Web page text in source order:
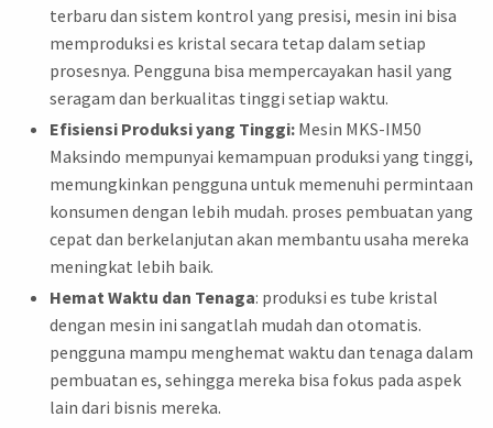
terbaru dan sistem kontrol yang presisi, mesin ini bisa
memproduksi es kristal secara tetap dalam setiap
prosesnya. Pengguna bisa mempercayakan hasil yang
seragam dan berkualitas tinggi setiap waktu.
Efisiensi Produksi yang Tinggi: Mesin MKS-IM50
Maksindo mempunyai kemampuan produksi yang tinggi,
memungkinkan pengguna untuk memenuhi permintaan
konsumen dengan lebih mudah. proses pembuatan yang
cepat dan berkelanjutan akan membantu usaha mereka
meningkat lebih baik.
Hemat Waktu dan Tenaga: produksi es tube kristal
dengan mesin ini sangatlah mudah dan otomatis.
pengguna mampu menghemat waktu dan tenaga dalam
pembuatan es, sehingga mereka bisa fokus pada aspek
lain dari bisnis mereka.